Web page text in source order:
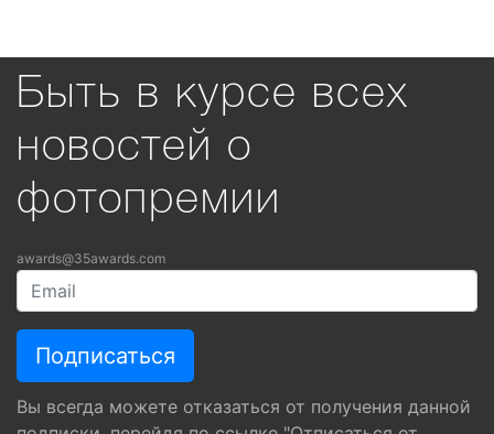
Быть в курсе всех
новостей о
фотопремии
awards@35awards.com
Вы всегда можете отказаться от получения данной